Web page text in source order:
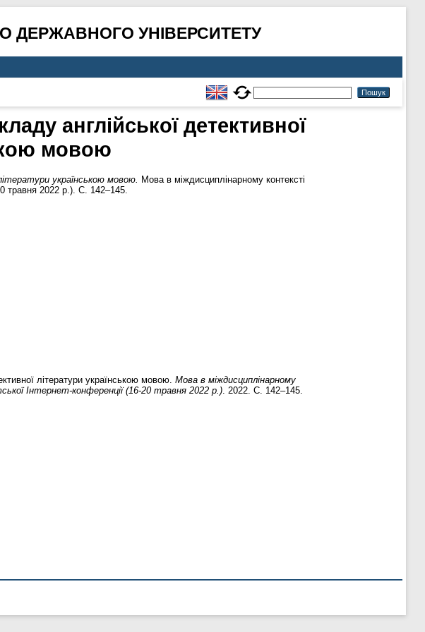
ДЕРЖАВНОГО УНІВЕРСИТЕТУ
англійської детективної
мовою
українською мовою. Мова в міждисциплінарному контексті
травня 2022 р.). С. 142–145.
літератури українською мовою. Мова в міждисциплінарному
Інтернет-конференції (16-20 травня 2022 р.). 2022. С. 142–145.